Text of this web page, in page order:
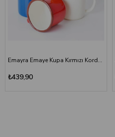
Emayra Emaye Kupa Kırmızı Kordon Kahve 380 ml | Çamlıca Home
₺439,90